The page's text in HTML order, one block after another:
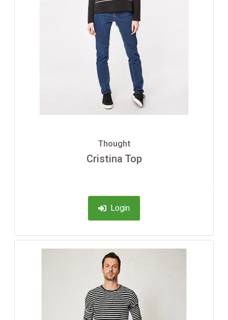
Thought
Cristina Top
Login
-35%